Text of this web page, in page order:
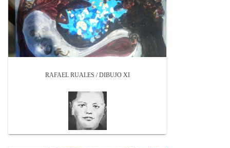
RAFAEL RUALES / DIBUJO XI